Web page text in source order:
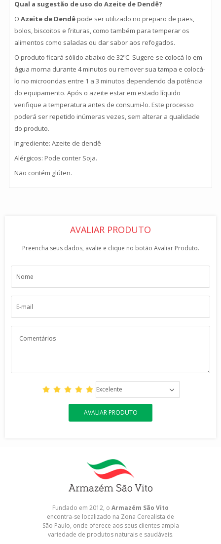
Qual a sugestão de uso do Azeite de Dendê?
O Azeite de Dendêpode ser utilizado no preparo de pães,
bolos, biscoitos e frituras, como também para temperar os
alimentos como saladas ou dar sabor aos refogados.
O produto ficará sólido abaixo de 32ºC. Sugere-se colocá-lo em
água morna durante 4 minutos ou remover sua tampa e colocá-
lo no microondas entre 1 a 3 minutos dependendo da potência
do equipamento. Após o azeite estar em estado líquido
verifique a temperatura antes de consumi-lo. Este processo
poderá ser repetido inúmeras vezes, sem alterar a qualidade
do produto.
Ingrediente: Azeite de dendê
Alérgicos: Pode conter Soja.
Não contém glúten.
AVALIAR PRODUTO
Preencha seus dados, avalie e clique no botão Avaliar Produto.
Excelente
AVALIAR PRODUTO
Fundado em 2012, o Armazém São Vito
encontra-se localizado na Zona Cerealista de
São Paulo, onde oferece aos seus clientes ampla
variedade de produtos naturais e saudáveis.